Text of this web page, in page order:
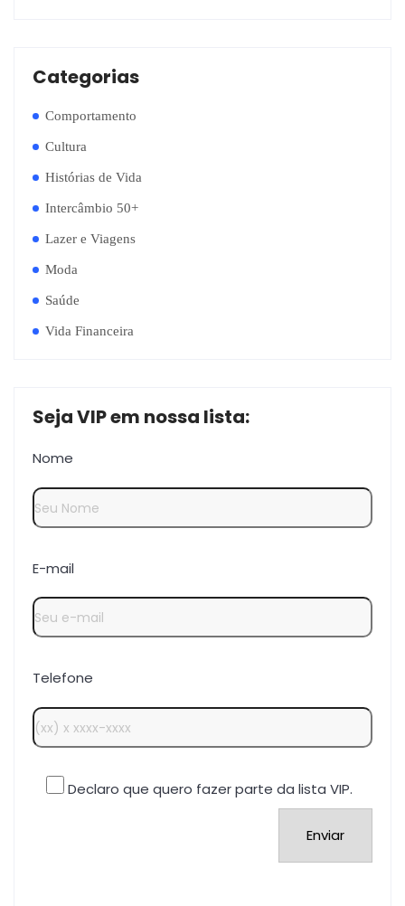
Categorias
Comportamento
Cultura
Histórias de Vida
Intercâmbio 50+
Lazer e Viagens
Moda
Saúde
Vida Financeira
Seja VIP em nossa lista:
Nome
E-mail
Telefone
Declaro que quero fazer parte da lista VIP.